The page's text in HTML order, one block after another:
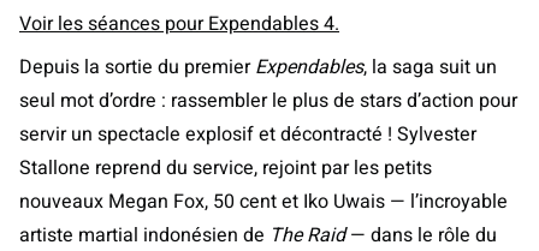
Voir les séances pour Expendables 4.
Depuis la sortie du premierExpendables, la saga suit un
seul mot d’ordre : rassembler le plus de stars d’action pour
servir un spectacle explosif et décontracté ! Sylvester
Stallone reprend du service, rejoint par les petits
nouveaux Megan Fox, 50 cent et Iko Uwais — l’incroyable
artiste martial indonésien de The Raid— dans le rôle du